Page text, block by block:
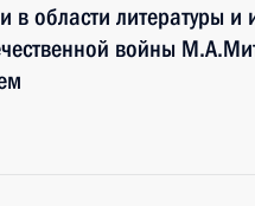
области литературы и
войны